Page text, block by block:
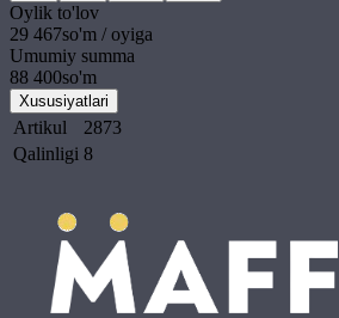
Oylik to'lov
29 467so'm / oyiga
Umumiy summa
88 400so'm
Xususiyatlari
Artikul
2873
Qalinligi 8